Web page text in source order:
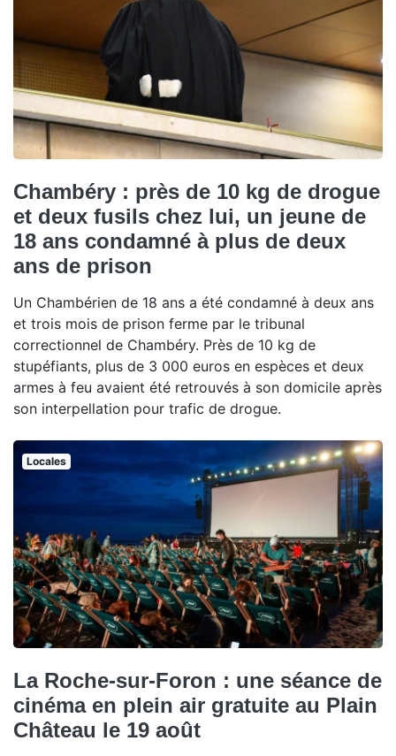
Chambéry : près de 10 kg de drogue
et deux fusils chez lui, un jeune de
18 ans condamné à plus de deux
ans de prison
Un Chambérien de 18 ans a été condamné à deux ans
et trois mois de prison ferme par le tribunal
correctionnel de Chambéry. Près de 10 kg de
stupéfiants, plus de 3 000 euros en espèces et deux
armes à feu avaient été retrouvés à son domicile après
son interpellation pour trafic de drogue.
Locales
La Roche-sur-Foron : une séance de
cinéma en plein air gratuite au Plain
Château le 19 août